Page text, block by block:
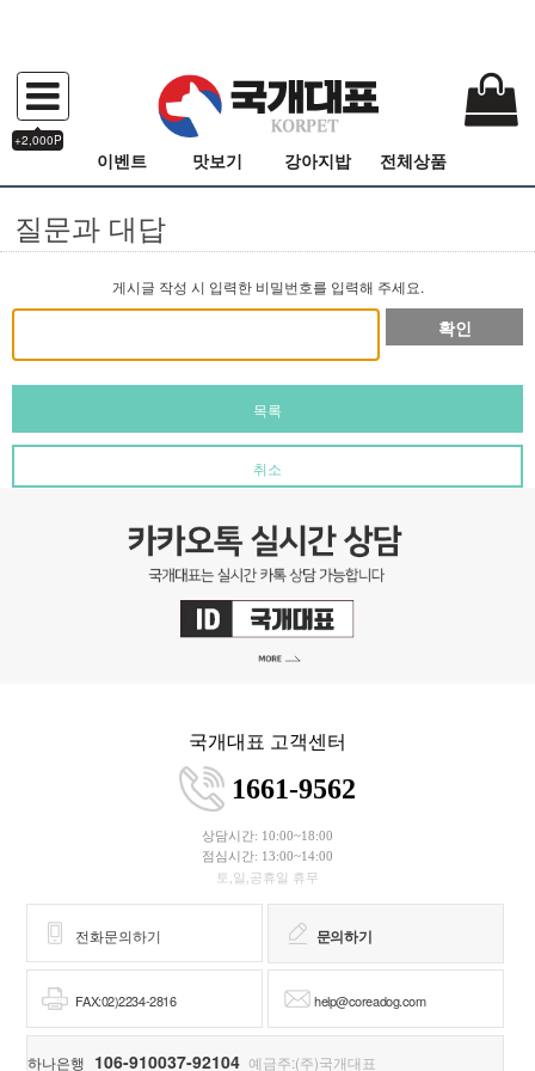
+2,000P
이벤트 맛보기 강아지밥 전체상품
질문과 대답
게시글 작성 시 입력한 비밀번호를 입력해 주세요.
확인
목록
취소
국개대표 고객센터
1661-9562
상담시간: 10:00~18:00
점심시간: 13:00~14:00
토,일,공휴일 휴무
전화문의하기 문의하기
FAX:02)2234-2816 help@coreadog.com
하나은행 106-910037-92104 예금주:(주)국개대표